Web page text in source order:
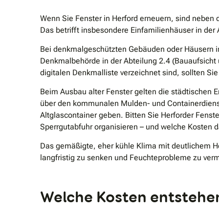
Wenn Sie Fenster in Herford erneuern, sind
Das betrifft insbesondere Einfamilienhäuser in
Bei denkmalgeschützten Gebäuden oder
Denkmalbehörde in der Abteilung 2.4
digitalen Denkmalliste verzeichnet sind, sollten
Beim Ausbau alter Fenster gelten die städtischen
über den kommunalen Mulden- und
Altglascontainer geben. Bitten Sie Herforder
Sperrgutabfuhr organisieren – und welche Kosten
Das gemäßigte, eher kühle Klima mit deutlichem
langfristig zu senken und Feuchteprobleme zu
Welche Kosten